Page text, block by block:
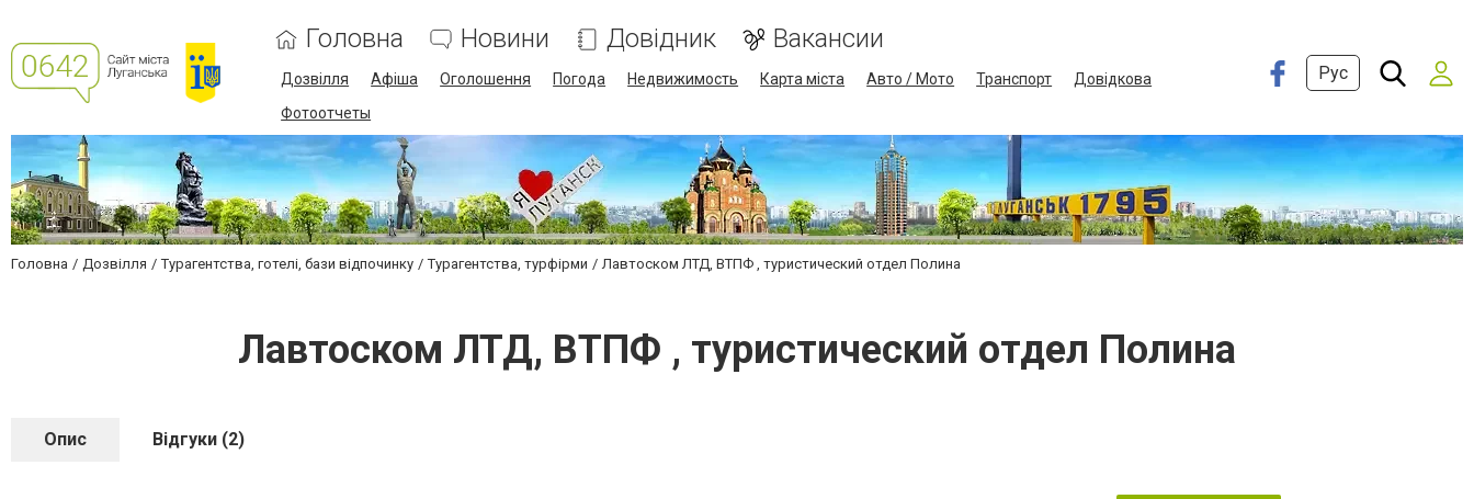
Головна Новини Довідник Вакансии
Дозвілля Афіша Оголошення Погода Недвижимость Карта міста Авто / Мото Транспорт
Довідкова
Фотоотчеты
Рус
Головна Дозвілля Турагентства, готелі, бази відпочинку Турагентства, турфірми Лавтоском ЛТД, ВТПФ , туристический отдел Полина
Лавтоском ЛТД, ВТПФ , туристический отдел Полина
Опис Відгуки (2)